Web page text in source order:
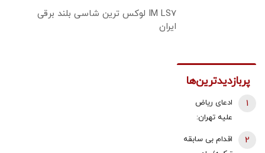
IM LS7 لوکس ترین شاسی بلند برقی
ایران
پربازدیدترین‌ها
ادعای ریاض
علیه تهران:
حمله به
1
اقدام بی سابقه
2